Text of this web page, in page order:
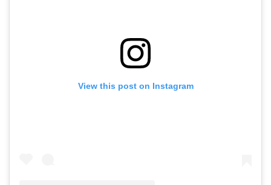
View this post on Instagram